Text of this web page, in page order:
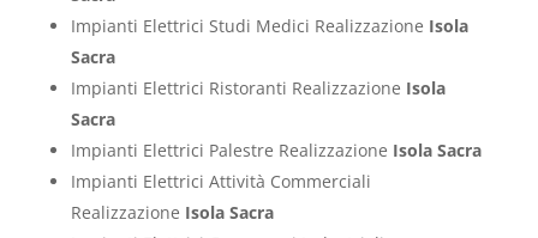
Impianti Elettrici Studi Medici Realizzazione Isola
Sacra
Impianti Elettrici Ristoranti Realizzazione Isola
Sacra
Impianti Elettrici Palestre Realizzazione Isola Sacra
Impianti Elettrici Attività Commerciali
Realizzazione Isola Sacra